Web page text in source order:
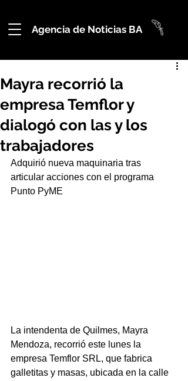
Agencia de Noticias BA
Mayra recorrió la
empresa Temflor y
dialogó con las y los
trabajadores
Adquirió nueva maquinaria tras
articular acciones con el programa
Punto PyME
La intendenta de Quilmes, Mayra
Mendoza, recorrió este lunes la
empresa Temflor SRL, que fabrica
galletitas y masas, ubicada en la calle